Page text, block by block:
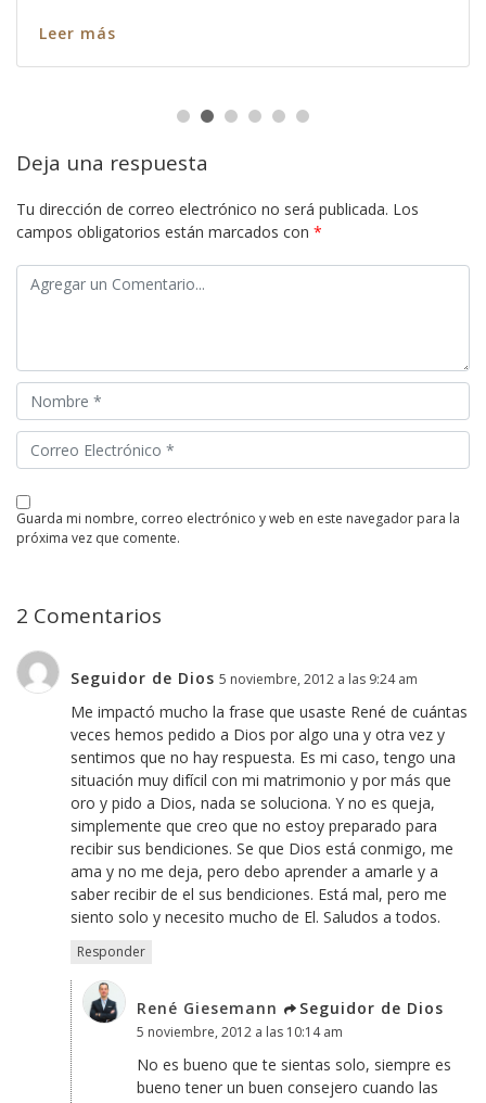
Leer más
Deja una respuesta
Tu dirección de correo electrónico no será publicada. Los
campos obligatorios están marcados con *
guarda mi nombre, correo electrónico y web en este navegador para la
próxima vez que comente.
2 Comentarios
Seguidor de Dios 5 noviembre, 2012 a las 9:24 am
Me impactó mucho la frase que usaste René de cuántas
veces hemos pedido a Dios por algo una y otra vez y
sentimos que no hay respuesta. Es mi caso, tengo una
situación muy difícil con mi matrimonio y por más que
oro y pido a Dios, nada se soluciona. Y no es queja,
simplemente que creo que no estoy preparado para
recibir sus bendiciones. Se que Dios está conmigo, me
ama y no me deja, pero debo aprender a amarle y a
saber recibir de el sus bendiciones. Está mal, pero me
siento solo y necesito mucho de El. Saludos a todos.
Responder
René Giesemann Seguidor de Dios
5 noviembre, 2012 a las 10:14 am
No es bueno que te sientas solo, siempre es
bueno tener un buen consejero cuando las